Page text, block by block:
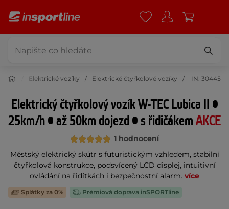
Elektrické vozíky Elektrické čtyřkolové vozíky IN: 30445
Elektrický čtyřkolový vozík W-TEC Lubica II •
25km/h • až 50km dojezd • s řidičákemAKCE
1 hodnocení
Městský elektrický skútr s futuristickým vzhledem, stabilní
čtyřkolová konstrukce, podsvícený LCD displej, intuitivní
ovládání na řidítkách i bezpečnostní alarm. více
Splátky za 0% Prémiová doprava inSPORTline